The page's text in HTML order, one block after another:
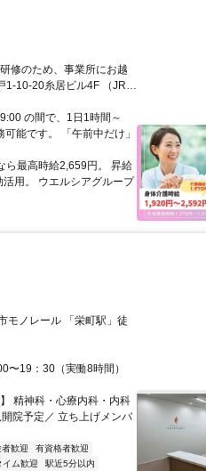
1-10-20糸居ビル4F （JR
成千葉線「新千葉駅」よ
の間で、1日1時間～
能です。 「午前中だけ」
ら最高時給2,659円。 昇給
用。 ウエルシアグループ
モノレール 「栄町駅」徒
〜19：30（実働8時間）
精神科・心療内科・内科
院予定／ 立ち上げメンバ
歓迎
有資格者歓迎
イム歓迎 駅近5分以内